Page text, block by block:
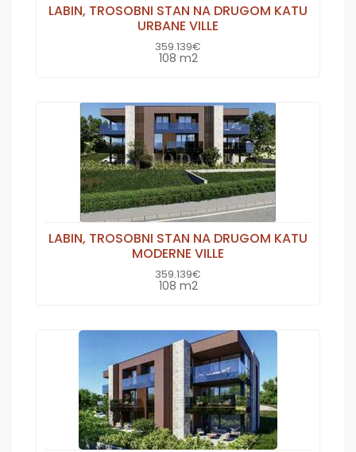
LABIN, TROSOBNI STAN NA DRUGOM KATU
URBANE VILLE
359.139€
108 m2
LABIN, TROSOBNI STAN NA DRUGOM KATU
MODERNE VILLE
359.139€
108 m2